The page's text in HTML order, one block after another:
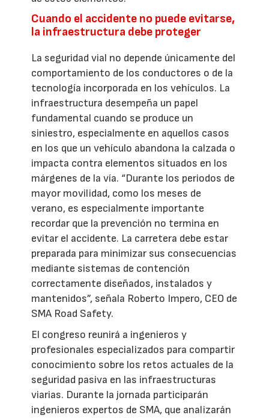
Cuando el accidente no puede evitarse,
la infraestructura debe proteger
La seguridad vial no depende únicamente del
comportamiento de los conductores o de la
tecnología incorporada en los vehículos. La
infraestructura desempeña un papel
fundamental cuando se produce un
siniestro, especialmente en aquellos casos
en los que un vehículo abandona la calzada o
impacta contra elementos situados en los
márgenes de la vía. “Durante los periodos de
mayor movilidad, como los meses de
verano, es especialmente importante
recordar que la prevención no termina en
evitar el accidente. La carretera debe estar
preparada para minimizar sus consecuencias
mediante sistemas de contención
correctamente diseñados, instalados y
mantenidos”, señala Roberto Impero, CEO de
SMA Road Safety.
El congreso reunirá a ingenieros y
profesionales especializados para compartir
conocimiento sobre los retos actuales de la
seguridad pasiva en las infraestructuras
viarias. Durante la jornada participarán
ingenieros expertos de SMA, que analizarán